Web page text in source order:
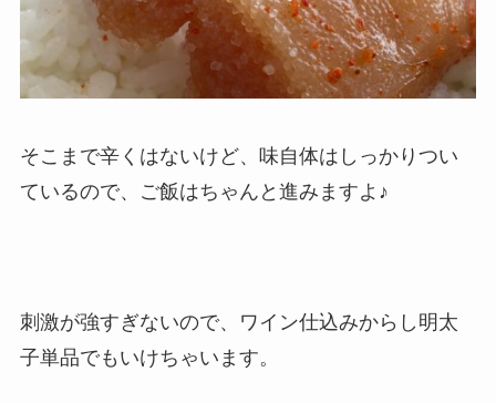
そこまで辛くはないけど、味自体はしっかりつい
ているので、ご飯はちゃんと進みますよ♪
刺激が強すぎないので、ワイン仕込みからし明太
子単品でもいけちゃいます。